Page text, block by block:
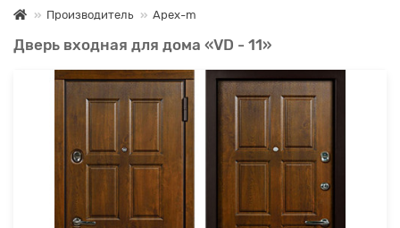
Производитель Apex-m
Дверь входная для дома «VD - 11»